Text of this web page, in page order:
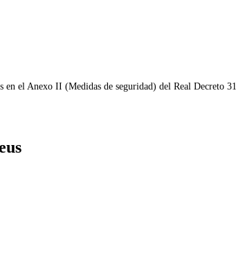
en el Anexo II (Medidas de seguridad) del Real Decreto